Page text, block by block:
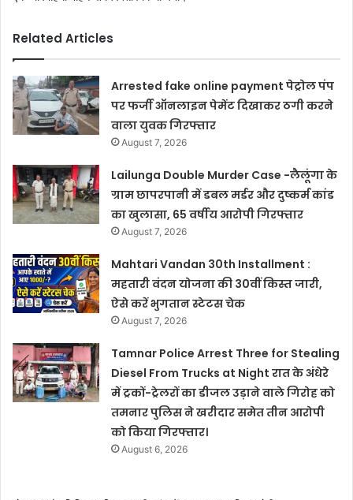
Related Articles
Arrested fake online payment पेट्रोल पंप
पर फर्जी ऑनलाइन पेमेंट दिखाकर ठगी करने
वाला युवक गिरफ्तार
August 7, 2026
Lailunga Double Murder Case -लैलूंगा के
ग्राम छापरपानी में डबल मर्डर और दुष्कर्म कांड
का खुलासा, 65 वर्षीय आरोपी गिरफ्तार
August 7, 2026
Mahtari Vandan 30th Installment :
महतारी वंदन योजना की 30वीं किस्त जारी,
ऐसे करें भुगतान स्टेटस चेक
August 7, 2026
Tamnar Police Arrest Three for Stealing
Diesel From Trucks at Night रात के अंधेरे
में ट्रकों-ट्रेलरों का डीजल उड़ाने वाले गिरोह को
तमनार पुलिस ने खरीदार समेत तीन आरोपी
को किया गिरफ्तार।
August 6, 2026